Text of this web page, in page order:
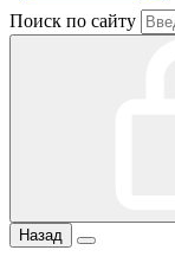
Поиск по сайту
Назад